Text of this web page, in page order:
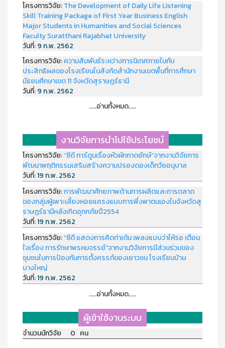
โครงการวิจัย:The Development of Daily Life Listening
Skill Training Package of First Year Business English
Major Students in Humanities and Social Sciences
Faculty Suratthani Rajabhat University
วันที่:9 ก.พ. 2562
โครงการวิจัย:ความสัมพันธ์ระหว่างการนิเทศภายในกับ
ประสิทธิผลของโรงเรียนในสังกัดสำนักงานเขตพื้นที่การศึกษา
มัธยมศึกษาเขต 11 จังหวัดสุราษฎร์ธานี
วันที่:9 ก.พ. 2562
.....อ่านทั้งหมด.....
งานวิจัยการนำไปใช้ประโยชน์
โครงการวิจัย:“ซีดี การ์ตูนเรื่องหัวผักกาดยักษ์”จากงานวิจัยการ
พัฒนาพฤติกรรมเสริมสร้างความปรองดองเด็กวัยอนุบาล
วันที่:19 ก.พ. 2562
โครงการวิจัย:การพัฒนาศักยภาพด้านการผลิตและการตลาด
ของกลุ่มผู้เพาะเลี้ยงหอยแครงแบบการพึ่งพาตนเองในจังหวัดสุ
ราษฏร์ธานีหลังเกิดอุทกภัยปี2554
วันที่:19 ก.พ. 2562
โครงการวิจัย:“ซีดี แสดงการคิดท่าเต้น เพลงแบบว่าให้รอ เตือน
ใจเรื่อง การรักษาพรหมจรรย์”จากงานวิจัยการมีส่วนร่วมของ
ชุมชนในการป้องกันการตั้งครรภ์ของเยาวชน โรงเรียนบ้าน
บางใหญ่
วันที่:19 ก.พ. 2562
.....อ่านทั้งหมด.....
ผู้เข้าใช้งานระบบ
จำนวนนักวิจัย 0 คน